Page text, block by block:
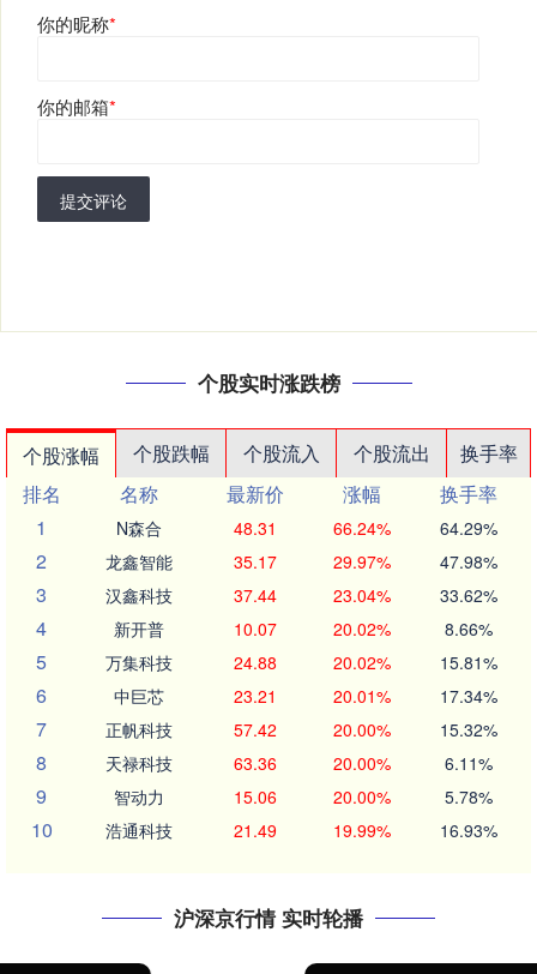
你的昵称*
你的邮箱*
提交评论
个股实时涨跌榜
个股涨幅 个股跌幅 个股流入 个股流出
换手率
排名
名称 最新价 涨幅
换手率
1
N森合 48.31 66.24% 64.29%
2 龙鑫智能 35.17 29.97% 47.98%
3 汉鑫科技 37.44 23.04% 33.62%
4 新开普 10.07 20.02% 8.66%
5 万集科技 24.88 20.02% 15.81%
6 中巨芯 23.21 20.01% 17.34%
7 正帆科技 57.42 20.00% 15.32%
8 天禄科技 63.36 20.00% 6.11%
9 智动力 15.06 20.00% 5.78%
10 浩通科技 21.49 19.99% 16.93%
沪深京行情 实时轮播